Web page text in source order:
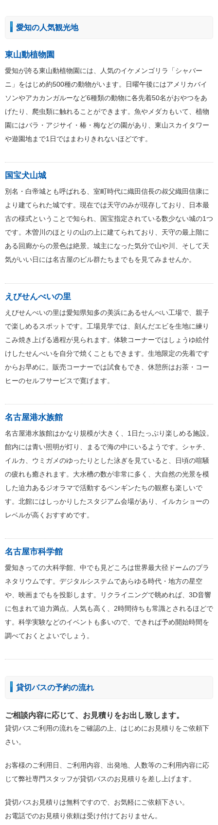
愛知の人気観光地
東山動植物園
愛知が誇る東山動植物園には、人気のイケメンゴリラ「シャバー
ニ」をはじめ約500種の動物がいます。日曜午後にはアメリカバイ
ソンやアカカンガルーなど6種類の動物に各先着50名がおやつをあ
げたり、爬虫類に触れることができます。魚やメダカもいて、植物
園にはバラ・アジサイ・椿・梅などの園があり、東山スカイタワー
や遊園地まで1日ではまわりきれないほどです。
国宝犬山城
別名・白帝城とも呼ばれる、室町時代に織田信長の叔父織田信康に
より建てられた城です。現在では天守のみが現存しており、日本最
古の様式ということで知られ、国宝指定されている数少ない城の1つ
です。木曽川のほとりの山の上に建てられており、天守の最上階に
ある回廊からの景色は絶景。城主になった気分で山や川、そして天
気がいい日には名古屋のビル群たちまでもを見てみませんか。
えびせんべいの里
えびせんべいの里は愛知県知多の美浜にあるせんべい工場で、親子
で楽しめるスポットです。工場見学では、刻んだエビを生地に練り
こみ焼き上げる過程が見られます。体験コーナーではしょうゆ絵付
けしたせんべいを自分で焼くこともできます。生地限定の先着です
からお早めに。販売コーナーでは試食もでき、休憩所はお茶・コー
ヒーのセルフサービスで寛げます。
名古屋港水族館
名古屋港水族館はかなり規模が大きく、1日たっぷり楽しめる施設。
館内には青い照明が灯り、まるで海の中にいるようです。シャチ、
イルカ、ウミガメのゆったりとした泳ぎを見ていると、日頃の喧騒
の疲れも癒されます。大水槽の数が非常に多く、大自然の光景を模
した迫力あるジオラマで活動するペンギンたちの観察も楽しいで
す。北館にはしっかりしたスタジアム会場があり、イルカショーの
レベルが高くおすすめです。
名古屋市科学館
愛知きっての大科学館、中でも見どころは世界最大径ドームのプラ
ネタリウムです。デジタルシステムであらゆる時代・地方の星空
や、映画までもを投影します。リクライニングで眺めれば、3D音響
に包まれて迫力満点。人気も高く、2時間待ちも常識とされるほどで
す。科学実験などのイベントも多いので、できれば予め開始時間を
調べておくとよいでしょう。
貸切バスの予約の流れ
ご相談内容に応じて、お見積りをお出し致します。
貸切バスご利用の流れをご確認の上、はじめにお見積りをご依頼下
さい。
お客様のご利用日、ご利用内容、出発地、人数等のご利用内容に応
じて弊社専門スタッフが貸切バスのお見積りを差し上げます。
貸切バスお見積りは無料ですので、お気軽にご依頼下さい。
お電話でのお見積り依頼は受け付けておりません。